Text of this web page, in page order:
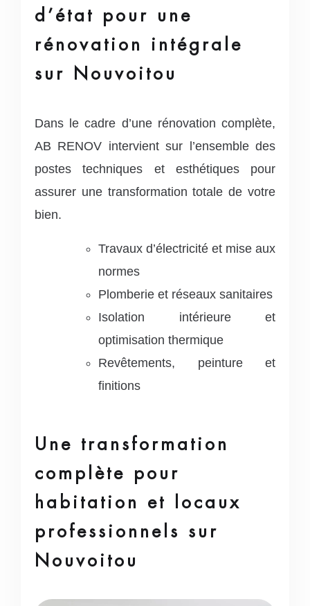
d’état pour une
rénovation intégrale
sur Nouvoitou
Dans le cadre d’une rénovation complète,
AB RENOV intervient sur l’ensemble des
postes techniques et esthétiques pour
assurer une transformation totale de votre
bien.
Travaux d’électricité et mise aux
normes
Plomberie et réseaux sanitaires
Isolation intérieure et
optimisation thermique
Revêtements, peinture et
finitions
Une transformation
complète pour
habitation et locaux
professionnels sur
Nouvoitou